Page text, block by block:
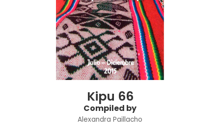
Kipu 66
Compiled by
Alexandra Paillacho